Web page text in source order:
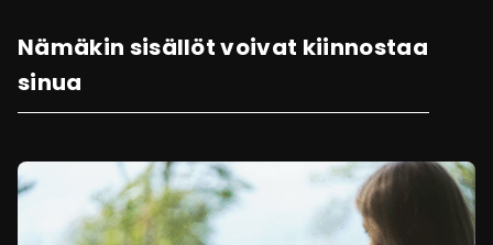
Nämäkin sisällöt voivat kiinnostaa
sinua